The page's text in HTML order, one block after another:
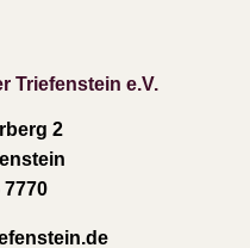
Triefenstein e.V.
2
7770